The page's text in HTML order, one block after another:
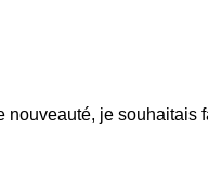
nouveauté, je souhaitais